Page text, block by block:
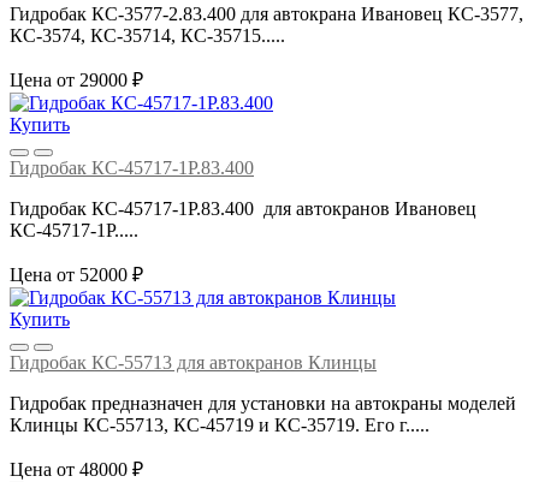
Гидробак КС-3577-2.83.400 для автокрана Ивановец КС-3577,
КС-3574, КС-35714, КС-35715.....
Цена от 29000 ₽
Купить
Гидробак КС-45717-1Р.83.400
Гидробак КС-45717-1Р.83.400 для автокранов Ивановец
КС-45717-1Р.....
Цена от 52000 ₽
Купить
Гидробак КС-55713 для автокранов Клинцы
Гидробак предназначен для установки на автокраны моделей
Клинцы КС-55713, КС-45719 и КС-35719. Его г.....
Цена от 48000 ₽